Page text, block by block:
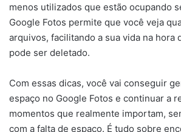
menos utilizados que estão ocupando
Google Fotos permite que você veja
arquivos, facilitando a sua vida na hora
pode ser deletado.
Com essas dicas, você vai conseguir
espaço no Google Fotos e continuar a
momentos que realmente importam,
com a falta de espaço. É tudo sobre